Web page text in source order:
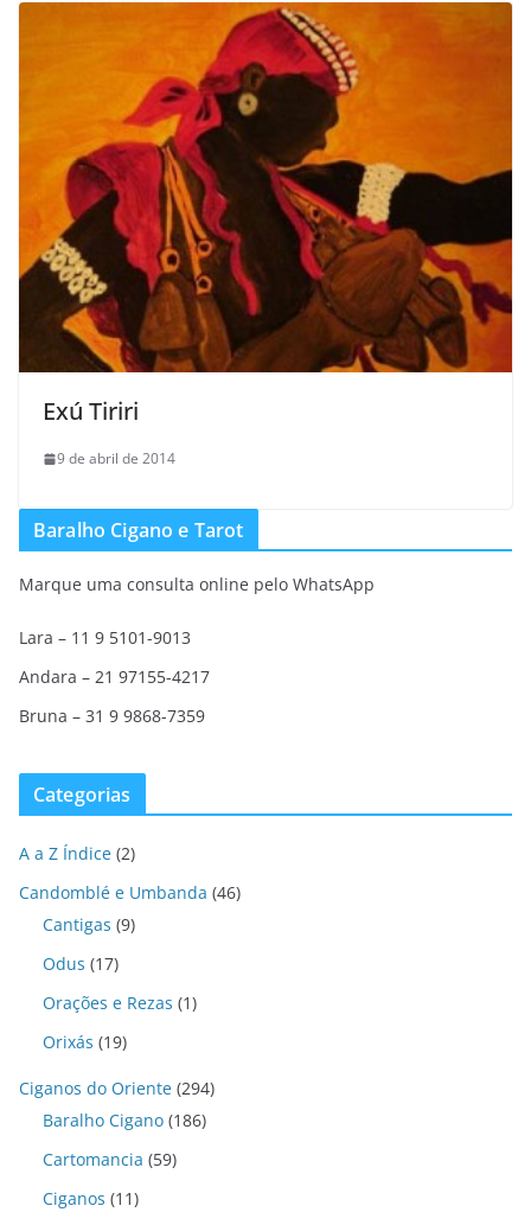
Exú Tiriri
9 de abril de 2014
Baralho Cigano e Tarot
Marque uma consulta online pelo WhatsApp
Lara – 11 9 5101-9013
Andara – 21 97155-4217
Bruna – 31 9 9868-7359
Categorias
A a Z Índice (2)
Candomblé e Umbanda (46)
Cantigas (9)
Odus (17)
Orações e Rezas (1)
Orixás (19)
Ciganos do Oriente (294)
Baralho Cigano (186)
Cartomancia (59)
Ciganos (11)